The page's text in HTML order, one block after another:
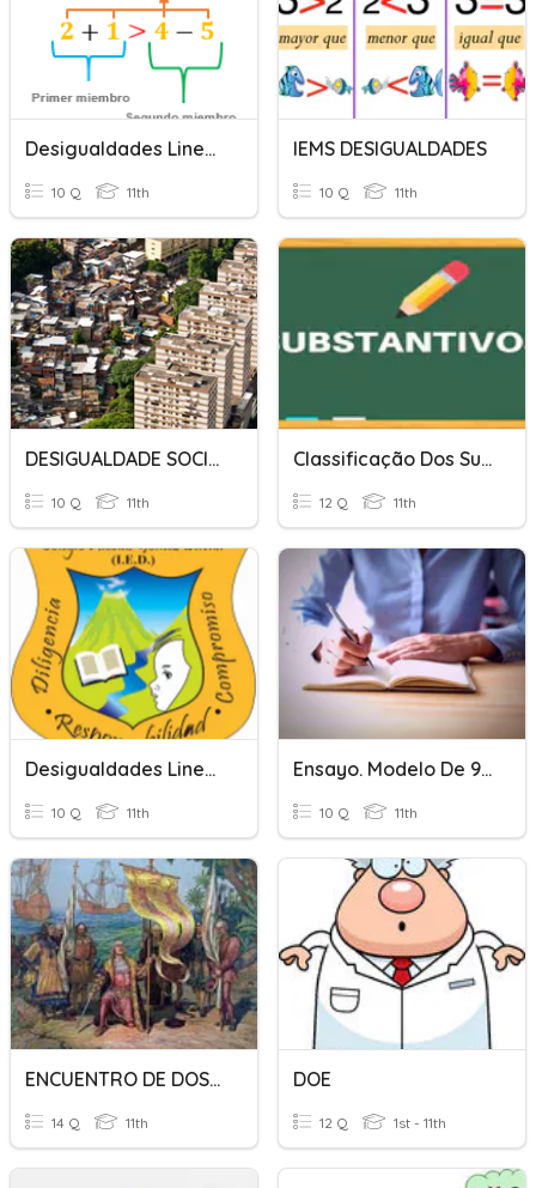
Desigualdades Lineales
10 Q 11th
IEMS DESIGUALDADES
10 Q 11th
DESIGUALDADE SOCIOECONÔMICA
10 Q 11th
Classificação Dos Substantivos
12 Q 11th
Desigualdades Lineales 1101
10 Q 11th
Ensayo. Modelo De 9 Pasos
10 Q 11th
ENCUENTRO DE DOS MUNDOS
14 Q 11th
DOE
12 Q 1st - 11th